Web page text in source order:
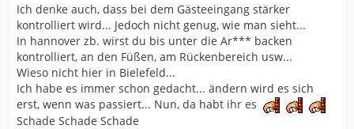
Ich denke auch, dass bei dem Gästeeingang stärker
kontrolliert wird... Jedoch nicht genug, wie man sieht...
In hannover zb. wirst du bis unter die Ar*** backen
kontrolliert, an den Füßen, am Rückenbereich usw...
Wieso nicht hier in Bielefeld...
Ich habe es immer schon gedacht... ändern wird es sich
erst, wenn was passiert... Nun, da habt ihr es
Schade Schade Schade